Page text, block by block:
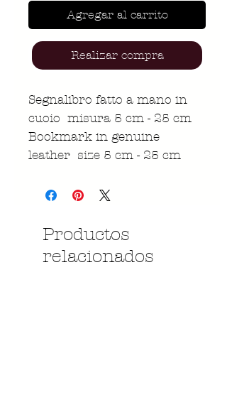
Agregar al carrito
Realizar compra
Segnalibro fatto a mano in
cuoio misura 5 cm - 25 cm
Bookmark in genuine
leather size 5 cm - 25 cm
Productos
relacionados